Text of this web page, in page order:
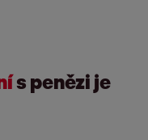
s penězi je